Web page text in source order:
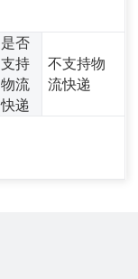
是否
支持
物流
快递
不支持物
流快递